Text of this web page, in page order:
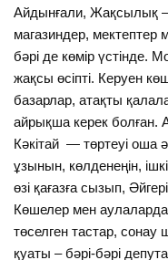
Айдынғали, Жақсылық –
магазиндер, мектептер
бәрі де көмір үстінде.
жақсы өсіпті. Керуен
базарлар, атақты
айрықша керек
Кәкітай — төртеуі оша
ұзынын, көлденеңін,
өзі қағазға сызып,
Көшелер мен
төселген тастар, сонау
қуаты – бәрі-бәрі